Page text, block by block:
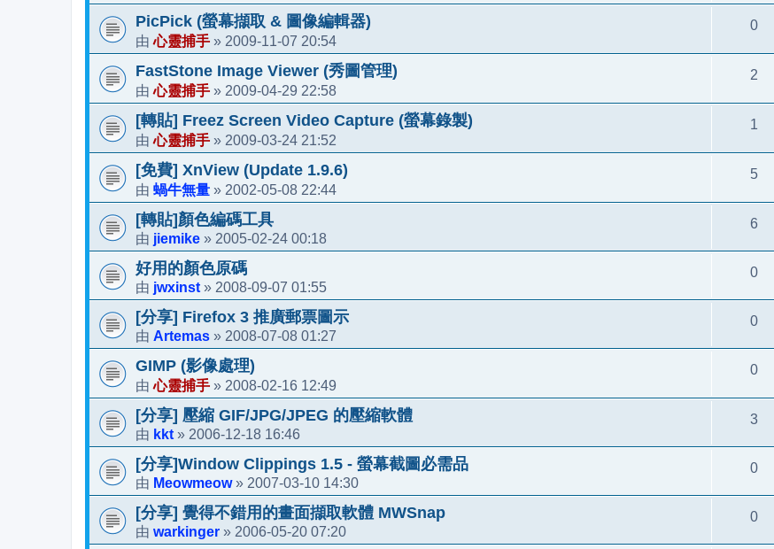
PicPick (螢幕擷取 & 圖像編輯器)
由心靈捕手 » 2009-11-07 20:54
0
FastStone Image Viewer (秀圖管理)
由心靈捕手 » 2009-04-29 22:58
2
[轉貼] Freez Screen Video Capture (螢幕錄製)
由心靈捕手 » 2009-03-24 21:52
1
[免費] XnView (Update 1.9.6)
由 蝸牛無量 » 2002-05-08 22:44
5
[轉貼]顏色編碼工具
由 jiemike » 2005-02-24 00:18
6
好用的顏色原碼
由 jwxinst » 2008-09-07 01:55
0
[分享] Firefox 3 推廣郵票圖示
由 Artemas » 2008-07-08 01:27
0
GIMP (影像處理)
由心靈捕手 » 2008-02-16 12:49
0
[分享] 壓縮 GIF/JPG/JPEG 的壓縮軟體
由 kkt » 2006-12-18 16:46
3
[分享]Window Clippings 1.5 - 螢幕截圖必需品
由 Meowmeow» 2007-03-10 14:30
0
[分享] 覺得不錯用的畫面擷取軟體 MWSnap
由 warkinger » 2006-05-20 07:20
0